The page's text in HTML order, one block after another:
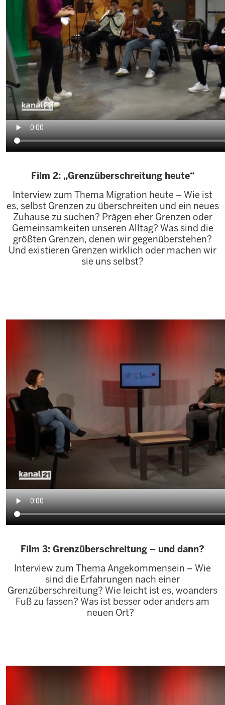
Film 2: „Grenzüberschreitung heute“
Interview zum Thema Migration heute – Wie ist
es, selbst Grenzen zu überschreiten und ein neues
Zuhause zu suchen? Prägen eher Grenzen oder
Gemeinsamkeiten unseren Alltag? Was sind die
größten Grenzen, denen wir gegenüberstehen?
Und existieren Grenzen wirklich oder machen wir
sie uns selbst?
Film 3: Grenzüberschreitung – und dann?
Interview zum Thema Angekommensein – Wie
sind die Erfahrungen nach einer
Grenzüberschreitung? Wie leicht ist es, woanders
Fuß zu fassen? Was ist besser oder anders am
neuen Ort?